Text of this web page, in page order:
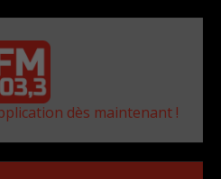
dès maintenant !